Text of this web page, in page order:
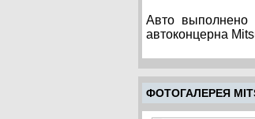
Авто выполнено
автоконцерна
ФОТОГАЛЕРЕЯ